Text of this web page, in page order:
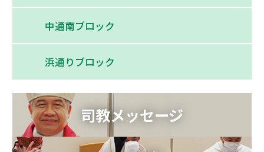
中通南ブロック
浜通りブロック
司教メッセージ